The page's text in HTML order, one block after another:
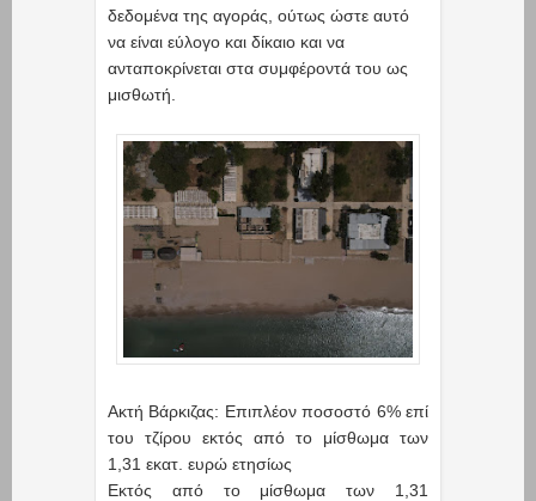
δεδομένα της αγοράς, ούτως ώστε αυτό
να είναι εύλογο και δίκαιο και να
ανταποκρίνεται στα συμφέροντά του ως
μισθωτή.
Ακτή Βάρκιζας: Επιπλέον ποσοστό 6% επί
του τζίρου εκτός από το μίσθωμα των
1,31 εκατ. ευρώ ετησίως
Εκτός από το μίσθωμα των 1,31